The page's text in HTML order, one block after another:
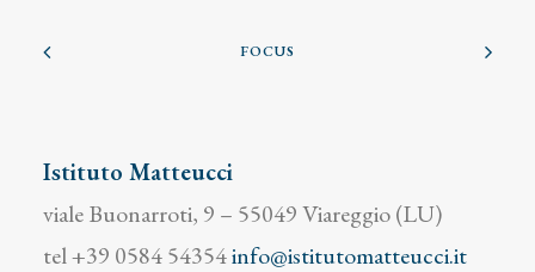
FOCUS
Istituto Matteucci
viale Buonarroti, 9 – 55049 Viareggio (LU)
tel +39 0584 54354info@istitutomatteucci.it